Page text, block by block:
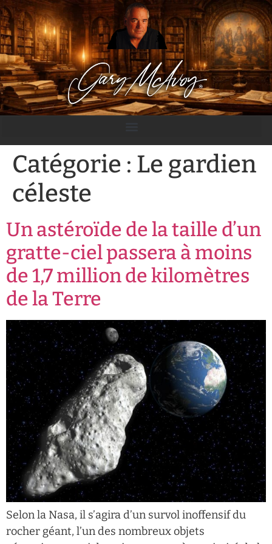
principal
Catégorie : Le gardien
céleste
Un astéroïde de la taille d’un
gratte-ciel passera à moins
de 1,7 million de kilomètres
de la Terre
Selon la Nasa, il s’agira d’un survol inoffensif du
rocher géant, l’un des nombreux objets